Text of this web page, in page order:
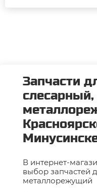
Запчасти
слесарный,
В интернет-
выбор запчастей
металлорежущий